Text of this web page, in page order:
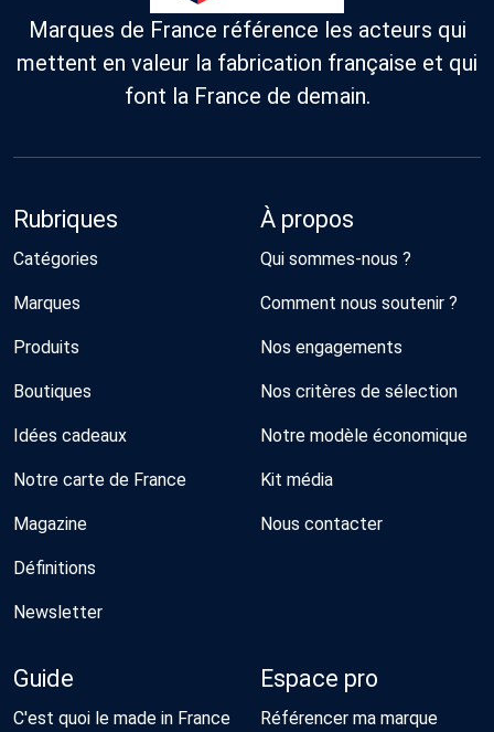
Marques de France référence les acteurs qui
mettent en valeur la fabrication française et qui
font la France de demain.
Rubriques
Catégories
Marques
Produits
Boutiques
Idées cadeaux
Notre carte de France
Magazine
Définitions
Newsletter
À propos
Qui sommes-nous ?
Comment nous soutenir ?
Nos engagements
Nos critères de sélection
Notre modèle économique
Kit média
Nous contacter
Guide
C'est quoi le made in France
Espace pro
Référencer ma marque